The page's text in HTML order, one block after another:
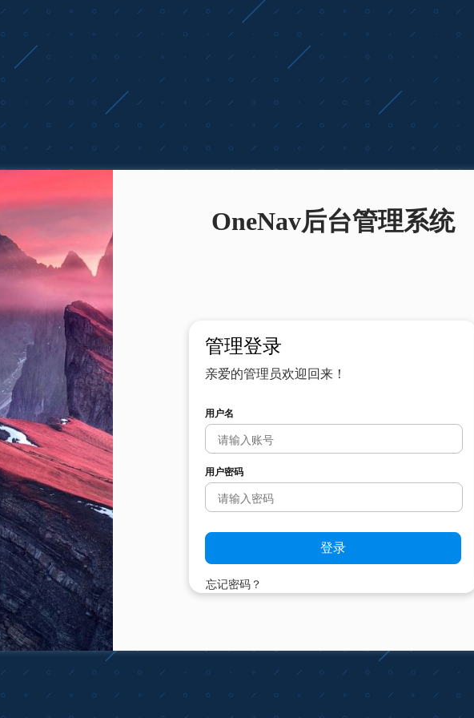
OneNav后台管理系统
管理登录
亲爱的管理员欢迎回来！
用户名
用户密码
忘记密码？